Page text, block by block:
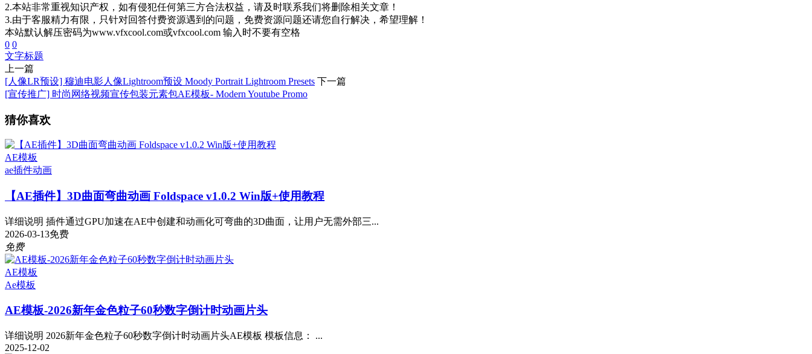
2.本站非常重视知识产权，如有侵犯任何第三方合法权益，请及时联系我们将删除相关文章！
3.由于客服精力有限，只针对回答付费资源遇到的问题，免费资源问题还请您自行解决，希望理解！
本站默认解压密码为www.vfxcool.com或vfxcool.com 输入时不要有空格
0 0
文字标题
上一篇
[人像LR预设] 穆迪电影人像Lightroom预设 Moody Portrait Lightroom Presets 下一篇
[宣传推广] 时尚网络视频宣传包装元素包AE模板- Modern Youtube Promo
猜你喜欢
AE模板
ae插件动画
【AE插件】3D曲面弯曲动画 Foldspace v1.0.2 Win版+使用教程
详细说明 插件通过GPU加速在AE中创建和动画化可弯曲的3D曲面，让用户无需外部三...
2026-03-13免费
免费
AE模板
Ae模板
AE模板-2026新年金色粒子60秒数字倒计时动画片头
详细说明 2026新年金色粒子60秒数字倒计时动画片头AE模板 模板信息： ...
2025-12-02